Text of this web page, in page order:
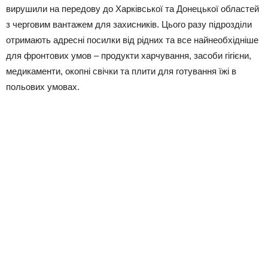
вирушили на передову до Харківської та Донецької областей
з черговим вантажем для захисників. Цього разу підрозділи
отримають адресні посилки від рідних та все найнеобхідніше
для фронтових умов – продукти харчування, засоби гігієни,
медикаменти, окопні свічки та плити для готування їжі в
польових умовах.